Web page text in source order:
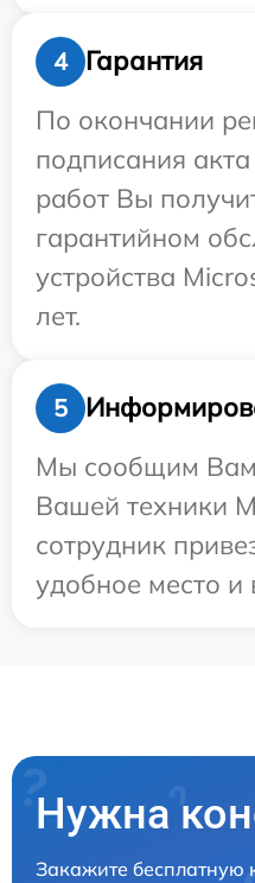
4
Гарантия
По окончании
подписания
работ Вы
гарантийном
устройства
лет.
5
Мы сообщим Вам
Вашей техники
сотрудник
удобное место и
Нужна
Закажите бесплатную